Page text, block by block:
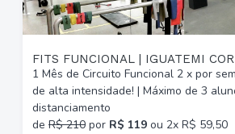
1 Mês de Circuito Funcional 2 x por
de alta intensidade! | Máximo de 3
distanciamento
de R$ 210 por R$ 119 ou 2x R$ 59,50